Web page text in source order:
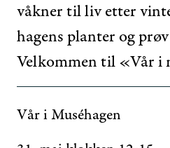
våkner til liv etter
hagens planter og
Velkommen til «Vår i
Vår i Muséhagen